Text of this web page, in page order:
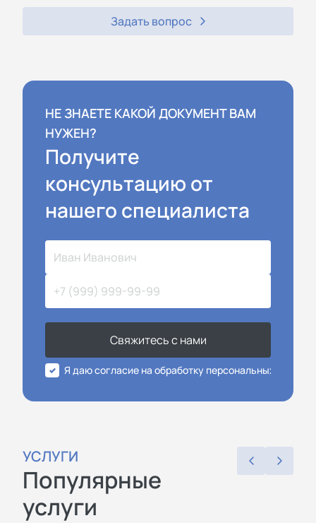
Задать вопрос
НЕ ЗНАЕТЕ КАКОЙ ДОКУМЕНТ ВАМ
НУЖЕН?
Получите
консультацию от
нашего специалиста
Свяжитесь с нами
Я даю согласие на обработку персональных
УСЛУГИ
Популярные
услуги